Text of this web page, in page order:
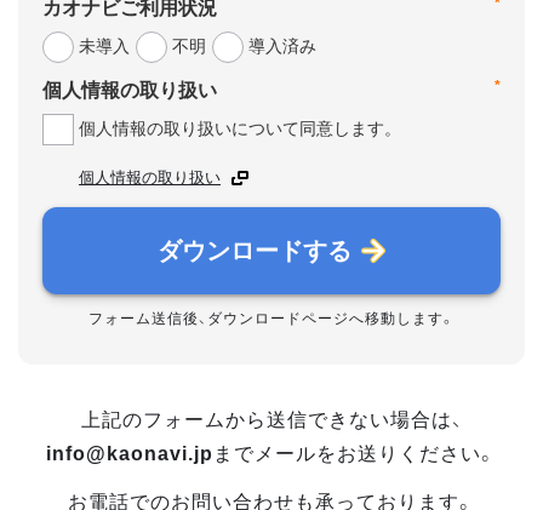
*
カオナビご利用状況
未導入
不明 導入済み
*
個人情報の取り扱い
個人情報の取り扱いについて同意します。
個人情報の取り扱い
ダウンロードする
フォーム送信後、ダウンロードページへ移動します。
上記のフォームから送信できない場合は、
info@kaonavi.jp までメールをお送りください。
お電話でのお問い合わせも承っております。